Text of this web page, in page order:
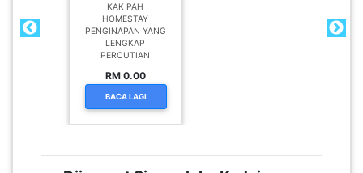
KAK PAH
HOMESTAY
PENGINAPAN YANG
LENGKAP
PERCUTIAN
RM 0.00
BACA LAGI